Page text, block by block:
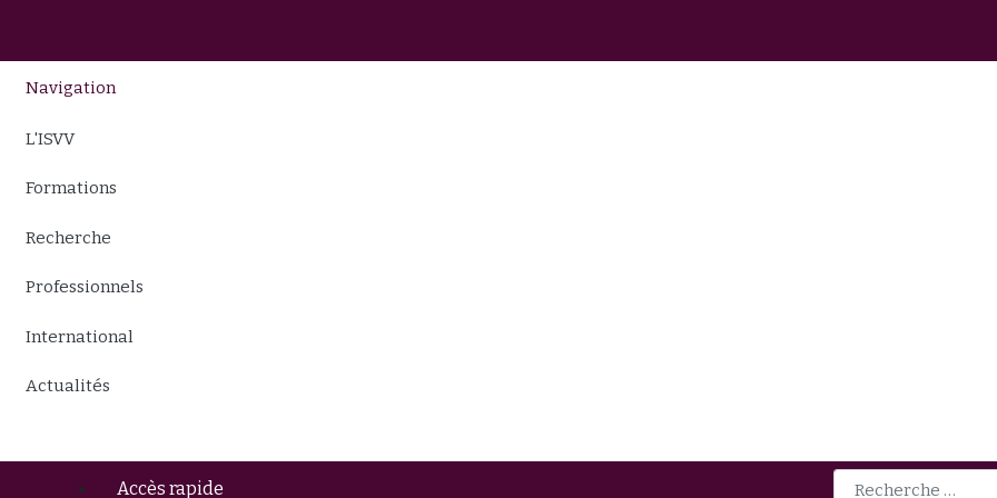
Navigation
L'ISVV
Formations
Recherche
Professionnels
International
Actualités
Accès rapide